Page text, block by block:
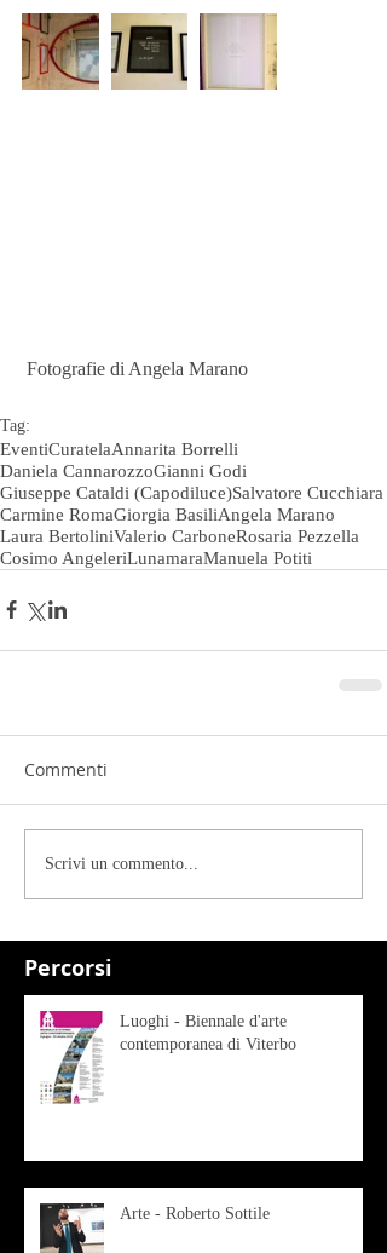
Percorsi
Fotografie di Angela Marano
Tag:
EventiCuratelaAnnarita Borrelli
Daniela CannarozzoGianni Godi
Giuseppe Cataldi (Capodiluce)Salvatore Cucchiara
Carmine RomaGiorgia BasiliAngela Marano
Laura BertoliniValerio CarboneRosaria Pezzella
Cosimo AngeleriLunamaraManuela Potiti
Commenti
Scrivi un commento...
Luoghi - Biennale d'arte
contemporanea di Viterbo
Arte - Roberto Sottile